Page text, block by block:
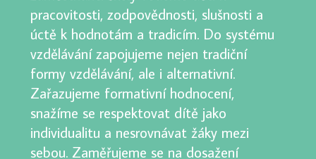
pracovitosti, zodpovědnosti, slušnosti a
úctě k hodnotám a tradicím. Do systému
vzdělávání zapojujeme nejen tradiční
formy vzdělávání, ale i alternativní.
Zařazujeme formativní hodnocení,
snažíme se respektovat dítě jako
individualitu a nesrovnávat žáky mezi
sebou. Zaměřujeme se na dosažení